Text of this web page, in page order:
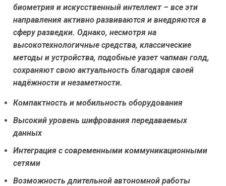
биометрия и искусственный интеллект – все эти
направления активно развиваются и внедряются в
сферу разведки. Однако, несмотря на
высокотехнологичные средства, классические
методы и устройства, подобные уазет чапман голд,
сохраняют свою актуальность благодаря своей
надёжности и незаметности.
Компактность и мобильность оборудования
Высокий уровень шифрования передаваемых
данных
Интеграция с современными коммуникационными
сетями
Возможность длительной автономной работы